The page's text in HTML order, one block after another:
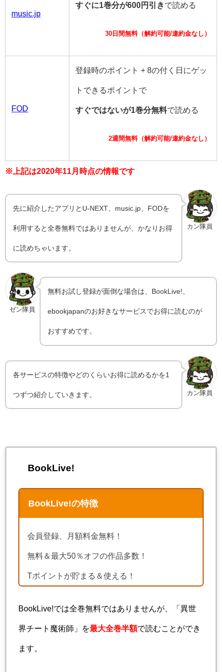
music.jp
すぐに1巻分が600円引きで読める
30日間無料（解約可能/違約金なし）
FOD
登録時のポイント + 8の付く日にゲッ
トできるポイントで
すぐではないが1巻分無料で読める
2週間無料（解約可能/違約金なし）
※上記は2020年11月時点の情報です
カン隊員
先に紹介したアプリとU-NEXT、music.jp、FODを
利用すると全巻無料ではありませんが、かなりお得
に読めちゃいます。
ゼン隊員
無料お試し登録が面倒な場合は、BookLive!、
ebookjapanのお好きなサービスでお得に読むのが
おすすめです。
カン隊員
各サービスの特徴やどのくらいお得に読めるかを1
つずつ紹介していきます。
BookLive!
BookLive!の特徴
会員登録、月額料金無料！
無料＆最大50％オフの作品多数！
Tポイントが貯まる＆使える！
BookLive!では全巻無料ではありませんが、「異世
界チート魔術師」を最大全巻半額で読むことができ
ます。